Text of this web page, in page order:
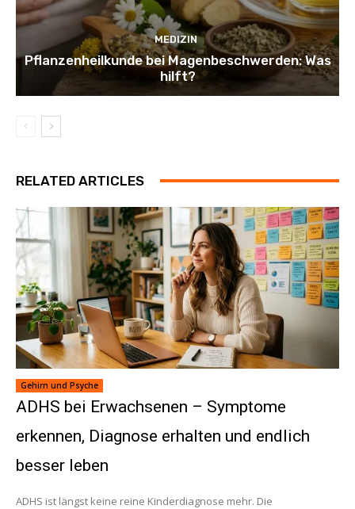
MEDIZIN
Pflanzenheilkunde bei Magenbeschwerden: Was
hilft?
RELATED ARTICLES
Gehirn und Psyche
ADHS bei Erwachsenen – Symptome
erkennen, Diagnose erhalten und endlich
besser leben
ADHS ist längst keine reine Kinderdiagnose mehr. Die